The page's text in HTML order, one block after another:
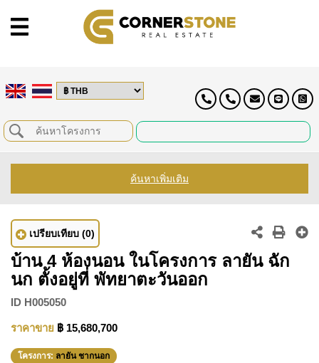
ค้นหาเพิ่มเติม
เปรียบเทียบ (0)
บ้าน 4 ห้องนอน ในโครงการ ลายัน ฉัก
นก ตั้งอยู่ที่ พัทยาตะวันออก
ID H005050
ราคาขาย ฿ 15,680,700
โครงการ: ลายัน ชากนอก